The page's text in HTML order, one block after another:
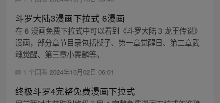
斗罗大陆3漫画下拉式 6漫画
在 6 漫画免费下拉式中可以看到《斗罗大陆 3 龙王传说》
漫画，部分章节目录包括楔子、第一章觉醒日、第二章武
魂觉醒、第三章小舞麟等。
1 个回答 2024年10月02日 06:01
终极斗罗4完整免费漫画下拉式